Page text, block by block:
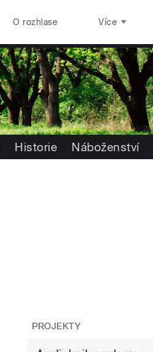
O rozhlase Více
Historie Náboženství
PROJEKTY